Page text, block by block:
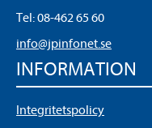
Tel:08-462 65 60
info@jpinfonet.se
INFORMATION
Integritetspolicy